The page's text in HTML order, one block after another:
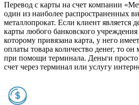
Перевод с карты на счет компании
один из наиболее распространенных
металлопрокат. Если клиент является
карты любого банковского
которому привязана карта, у него
оплаты товара количество денег, то он
при помощи терминала. Деньги
счет через терминал или услугу